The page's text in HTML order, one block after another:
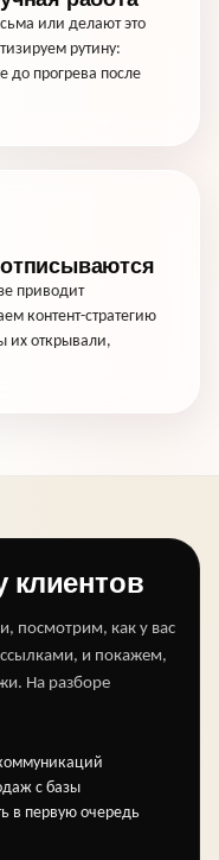
или делают это
рутину:
до прогрева после
приводит
контент-стратегию
их открывали,
клиентов
посмотрим, как у вас
и покажем,
На разборе
с базы
в первую очередь